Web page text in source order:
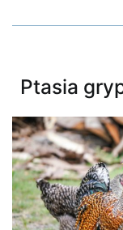
Ptasia